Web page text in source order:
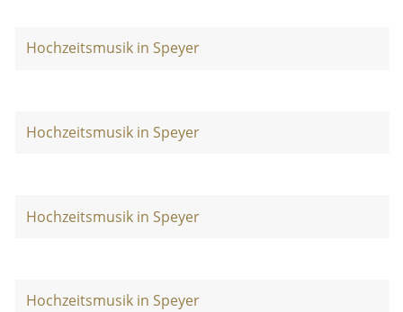
Hochzeitsmusik in Speyer
Hochzeitsmusik in Speyer
Hochzeitsmusik in Speyer
Hochzeitsmusik in Speyer